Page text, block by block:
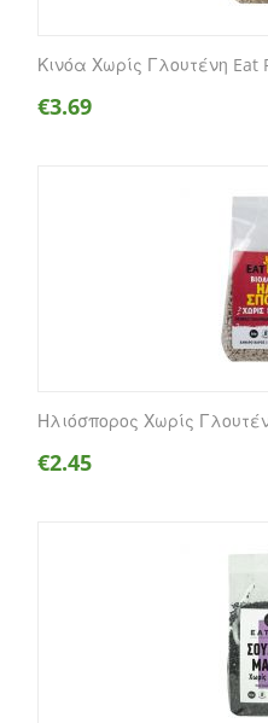
Κινόα Χωρίς Γλουτένη Eat
€3.69
Ηλιόσπορος Χωρίς
€2.45